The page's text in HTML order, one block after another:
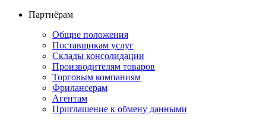
Партнёрам
Общие положения
Поставщикам услуг
Склады консолидации
Производителям товаров
Торговым компаниям
Фрилансерам
Агентам
Приглашение к обмену данными